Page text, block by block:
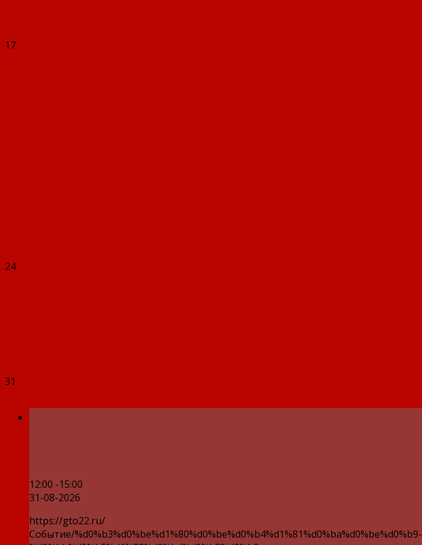
17
24
31
12:00 -15:00
31-08-2026
https://gto22.ru/
Событие/%d0%b3%d0%be%d1%80%d0%be%d0%b4%d1%81%d0%ba%d0%be%d0%b9-